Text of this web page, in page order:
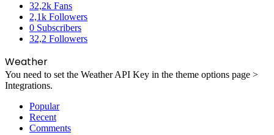
32,2k Fans
2,1k Followers
0 Subscribers
32,2 Followers
Weather
You need to set the Weather API Key in the theme options page >
Integrations.
Popular
Recent
Comments